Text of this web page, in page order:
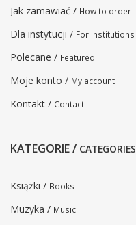
Jak zamawiać / How to order
Dla instytucji / For institutions
Polecane / Featured
Moje konto / My account
Kontakt / Contact
KATEGORIE / CATEGORIES
Książki / Books
Muzyka / Music